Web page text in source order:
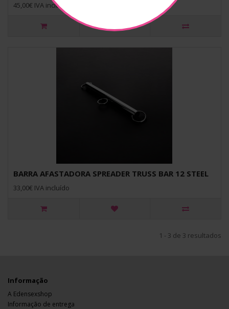
45,00€ IVA incluído
BARRA AFASTADORA SPREADER TRUSS BAR 12 STEEL
33,00€ IVA incluído
1 - 3 de 3 resultados
Informação
A Edensexshop
Informação de entrega